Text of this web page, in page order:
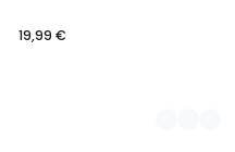
19,99 €